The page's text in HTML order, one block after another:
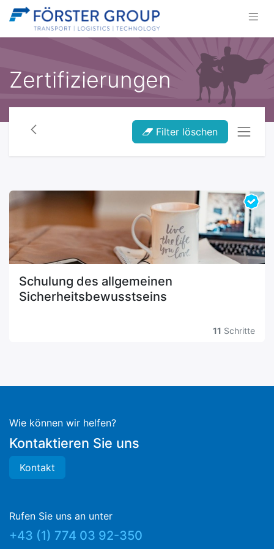
Zertifizierungen
Filter löschen
Schulung des allgemeinen
Sicherheitsbewusstseins
11 Schritte
Wie können wir helfen?
Kontaktieren Sie uns
Kontakt
Rufen Sie uns an unter
​+43 (1) 774 03 92-350​